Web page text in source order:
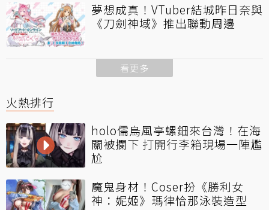
夢想成真！VTuber結城昨日奈與
《刀劍神域》推出聯動周邊
看更多
火熱排行
holo儒烏風亭螺鈿來台灣！在海
關被攔下 打開行李箱現場一陣尷
尬
魔鬼身材！Coser扮《勝利女
神：妮姬》瑪律恰那泳裝造型